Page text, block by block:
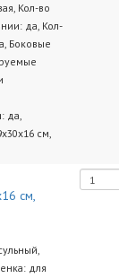
Кол-во
да, Кол-
Боковые
да,
см,
см,
для